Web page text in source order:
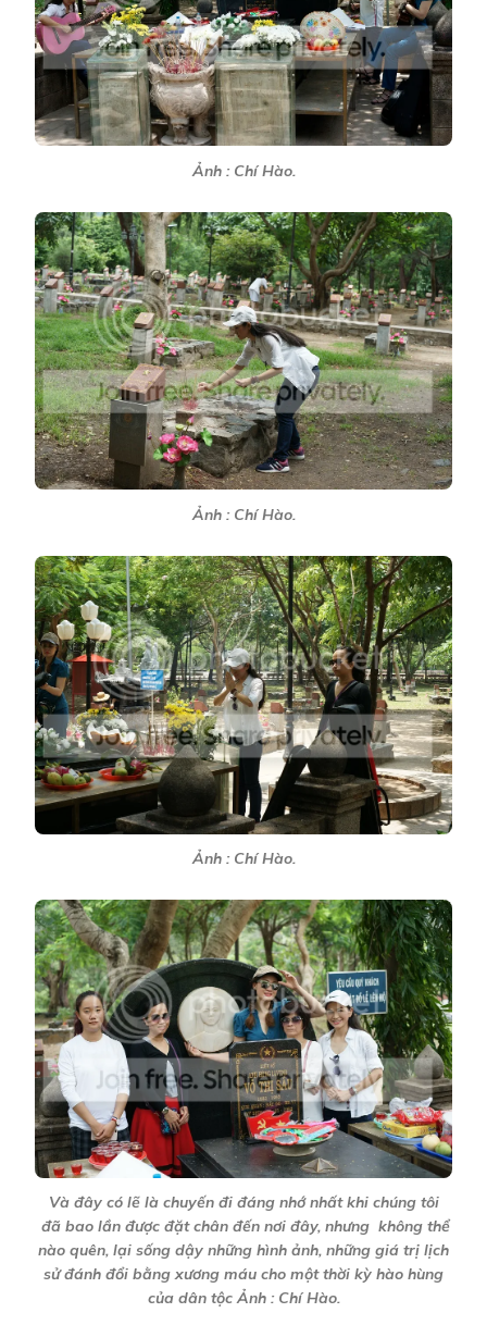
Ảnh : Chí Hào.
Ảnh : Chí Hào.
Ảnh : Chí Hào.
Và đây có lẽ là chuyến đi đáng nhớ nhất khi chúng tôi
đã bao lần được đặt chân đến nơi đây, nhưng không thể
nào quên, lại sống dậy những hình ảnh, những giá trị lịch
sử đánh đổi bằng xương máu cho một thời kỳ hào hùng
của dân tộc Ảnh : Chí Hào.